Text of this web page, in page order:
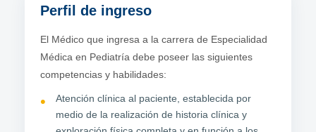
Perfil de ingreso
El Médico que ingresa a la carrera de Especialidad
Médica en Pediatría debe poseer las siguientes
competencias y habilidades:
Atención clínica al paciente, establecida por
medio de la realización de historia clínica y